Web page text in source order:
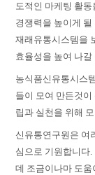
도적인 마케팅 활
경쟁력을 높이게
재래유통시스템을
효율성을 높여 나갈
농식품신유통시스
들이 모여 만든것
립과 실천을 위해
신유통연구원은 여
심으로 기원합니다
데 조금이나마 도